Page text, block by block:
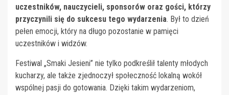
uczestników, nauczycieli, sponsorów oraz gości, którzy
przyczynili się do sukcesu tego wydarzenia. Był to dzień
pełen emocji, który na długo pozostanie w pamięci
uczestników i widzów.
Festiwal „Smaki Jesieni” nie tylko podkreślił talenty młodych
kucharzy, ale także zjednoczył społeczność lokalną wokół
wspólnej pasji do gotowania. Dzięki takim wydarzeniom,